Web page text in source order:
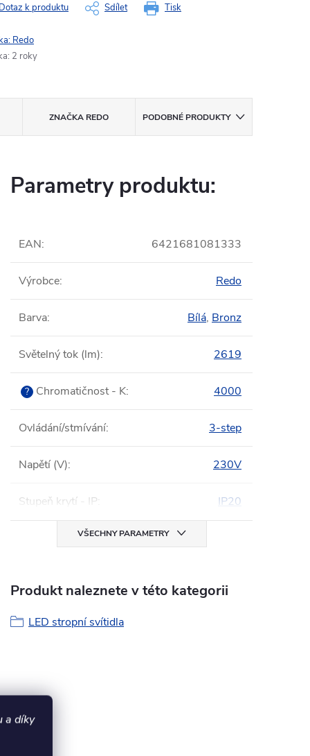
a díky
Tisk
k produktu Sdílet
Redo
: 2 roky
ZNAČKAREDO PODOBNÉ PRODUKTY
Parametry produktu:
EAN: 6421681081333
Výrobce: Redo
Barva: Bílá, Bronz
Světelný tok (lm): 2619
? Chromatičnost - K: 4000
Ovládání/stmívání: 3-step
Napětí (V): 230V
Stupeň krytí - IP: IP20
VŠECHNY PARAMETRY
Produkt naleznete v této kategorii
LED stropní svítidla